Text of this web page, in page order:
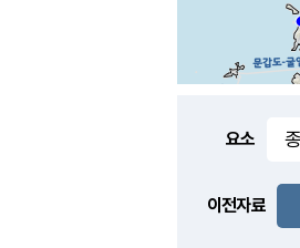
-
요소
이전자료